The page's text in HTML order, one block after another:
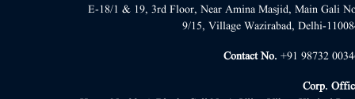
E-18/1 & 19, 3rd Floor, Near Amina Masjid, Main Gali
9/15, Village Wazirabad, Delhi-
Contact No. +91 98732
Corp.